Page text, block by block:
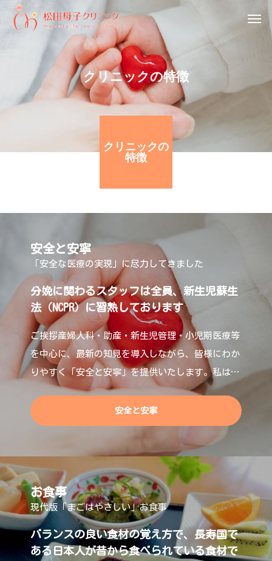
クリニックの特徴
クリニックの
特徴
安全と安寧
「安全な医療の実現」に尽力してきました
分娩に関わるスタッフは全員、新生児蘇生
法（NCPR）に習熟しております
ご挨拶産婦人科・助産・新生児管理・小児期医療等
を中心に、最新の知見を導入しながら、皆様にわか
りやすく「安全と安寧」を提供いたします。私はこ
れまで、「安全な医療の実現」に尽力してきました
安全と安寧
お食事
現代版「まごはやさしい」お食事
バランスの良い食材の覚え方で、長寿国で
ある日本人が昔から食べられている食材で